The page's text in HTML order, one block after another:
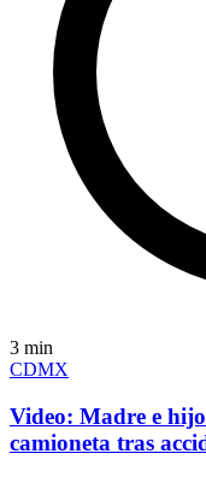
3 min
CDMX
Video: Madre e
camioneta tras